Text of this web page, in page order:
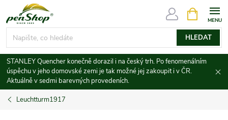
na
obsah
HLEDAT
NÁKUPNÍ
KOŠÍK
STANLEY Quencher konečně dorazil i na český trh. Po fenomenálním
úspěchu v jeho domovské zemi je tak možné jej zakoupit i v ČR.
Aktuálně v sedmi barevných provedeních.
Leuchtturm1917